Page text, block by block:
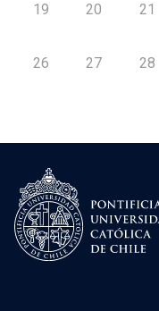
19 20 21
26 27 28